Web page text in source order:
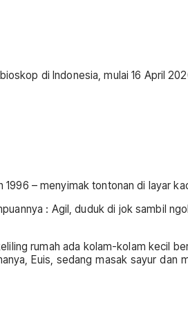
di Indonesia, mulai 16 April
– menyimak tontonan di layar
: Agil, duduk di jok sambil
rumah ada kolam-kolam kecil
Euis, sedang masak sayur dan